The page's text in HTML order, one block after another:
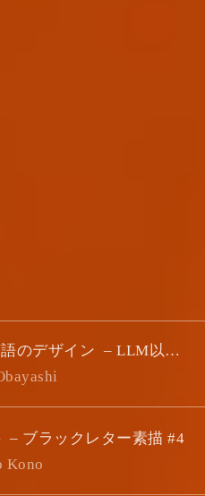
のデザイン
LLM以後のデザインとテクスト #1
​​ブラックレター素描 #4
Kono